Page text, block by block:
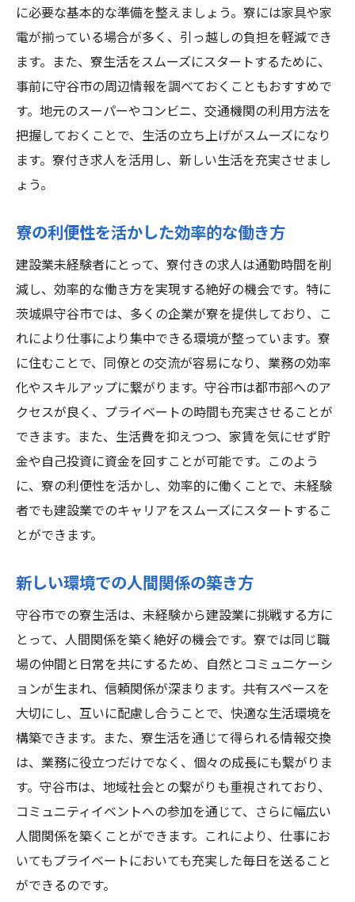
に必要な基本的な準備を整えましょう。寮には家具や家
電が揃っている場合が多く、引っ越しの負担を軽減でき
ます。また、寮生活をスムーズにスタートするために、
事前に守谷市の周辺情報を調べておくこともおすすめで
す。地元のスーパーやコンビニ、交通機関の利用方法を
把握しておくことで、生活の立ち上げがスムーズになり
ます。寮付き求人を活用し、新しい生活を充実させまし
ょう。
寮の利便性を活かした効率的な働き方
建設業未経験者にとって、寮付きの求人は通勤時間を削
減し、効率的な働き方を実現する絶好の機会です。特に
茨城県守谷市では、多くの企業が寮を提供しており、こ
れにより仕事により集中できる環境が整っています。寮
に住むことで、同僚との交流が容易になり、業務の効率
化やスキルアップに繋がります。守谷市は都市部へのア
クセスが良く、プライベートの時間も充実させることが
できます。また、生活費を抑えつつ、家賃を気にせず貯
金や自己投資に資金を回すことが可能です。このよう
に、寮の利便性を活かし、効率的に働くことで、未経験
者でも建設業でのキャリアをスムーズにスタートするこ
とができます。
新しい環境での人間関係の築き方
守谷市での寮生活は、未経験から建設業に挑戦する方に
とって、人間関係を築く絶好の機会です。寮では同じ職
場の仲間と日常を共にするため、自然とコミュニケーシ
ョンが生まれ、信頼関係が深まります。共有スペースを
大切にし、互いに配慮し合うことで、快適な生活環境を
構築できます。また、寮生活を通じて得られる情報交換
は、業務に役立つだけでなく、個々の成長にも繋がりま
す。守谷市は、地域社会との繋がりも重視されており、
コミュニティイベントへの参加を通じて、さらに幅広い
人間関係を築くことができます。これにより、仕事にお
いてもプライベートにおいても充実した毎日を送ること
ができるのです。